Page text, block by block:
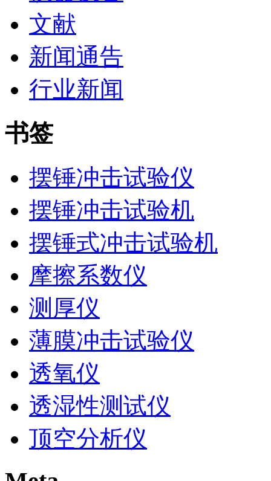
文献
新闻通告
行业新闻
书签
摆锤冲击试验仪
摆锤冲击试验机
摆锤式冲击试验机
摩擦系数仪
测厚仪
薄膜冲击试验仪
透氧仪
透湿性测试仪
顶空分析仪